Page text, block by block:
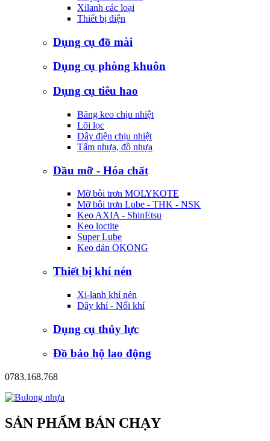
Xilanh các loại
Thiết bị điện
Dụng cụ đồ mài
Dụng cụ phòng khuôn
Dụng cụ tiêu hao
Băng keo chịu nhiệt
Lõi lọc
Dây điện chịu nhiệt
Tấm nhựa, đồ nhựa
Dầu mỡ - Hóa chất
Mỡ bôi trơn MOLYKOTE
Mỡ bôi trơn Lube - THK - NSK
Keo AXIA - ShinEtsu
Keo loctite
Super Lube
Keo dán OKONG
Thiết bị khí nén
Xi-lanh khí nén
Dây khí - Nối khí
Dụng cụ thủy lực
Đồ bảo hộ lao động
0783.168.768
SẢN PHẨM BÁN CHẠY